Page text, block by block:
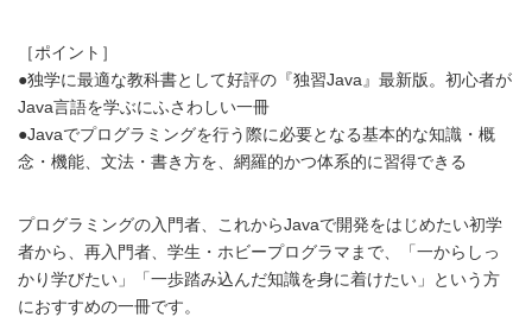
［ポイント］
●独学に最適な教科書として好評の『独習Java』最新版。初心者が
Java言語を学ぶにふさわしい一冊
●Javaでプログラミングを行う際に必要となる基本的な知識・概
念・機能、文法・書き方を、網羅的かつ体系的に習得できる
プログラミングの入門者、これからJavaで開発をはじめたい初学
者から、再入門者、学生・ホビープログラマまで、「一からしっ
かり学びたい」「一歩踏み込んだ知識を身に着けたい」という方
におすすめの一冊です。